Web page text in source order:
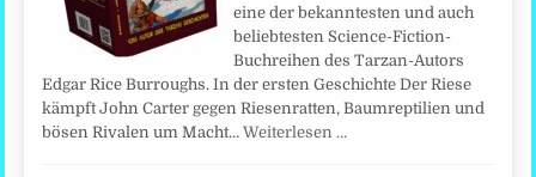
eine der bekanntesten und auch
beliebtesten Science-Fiction-
Buchreihen des Tarzan-Autors
Edgar Rice Burroughs. In der ersten Geschichte Der Riese
kämpft John Carter gegen Riesenratten, Baumreptilien und
bösen Rivalen um Macht…Weiterlesen …